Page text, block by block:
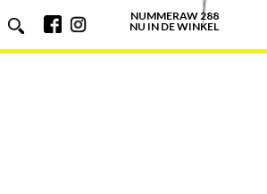
NUMMERAW 288
NU IN DE WINKEL